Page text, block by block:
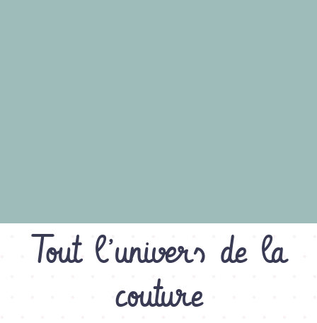
Tout l’univers de la
couture